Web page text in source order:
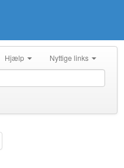
Hjælp Nyttige links